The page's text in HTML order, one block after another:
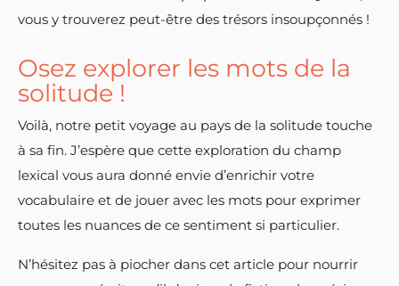
vous y trouverez peut-être des trésors insoupçonnés !
Osez explorer les mots de la
solitude !
Voilà, notre petit voyage au pays de la solitude touche
à sa fin. J’espère que cette exploration du champ
lexical vous aura donné envie d’enrichir votre
vocabulaire et de jouer avec les mots pour exprimer
toutes les nuances de ce sentiment si particulier.
N’hésitez pas à piocher dans cet article pour nourrir